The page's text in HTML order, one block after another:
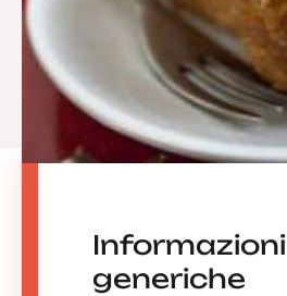
Informazioni
generiche